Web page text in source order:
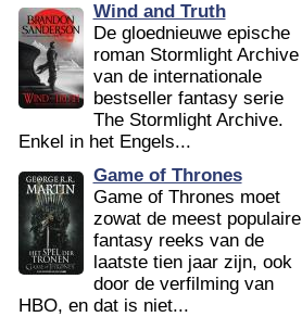
Wind and Truth
De gloednieuwe epische
roman Stormlight Archive
van de internationale
bestseller fantasy serie
The Stormlight Archive.
Enkel in het Engels...
Game of Thrones
Game of Thrones moet
zowat de meest populaire
fantasy reeks van de
laatste tien jaar zijn, ook
door de verfilming van
HBO, en dat is niet...